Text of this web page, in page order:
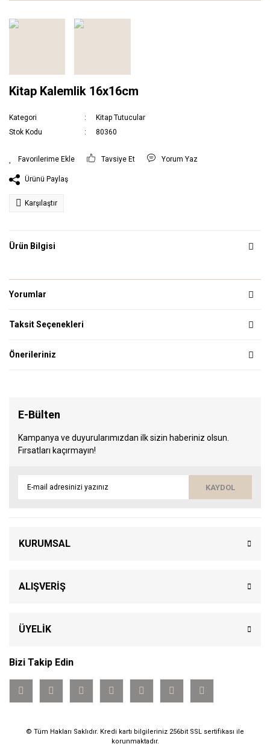
Kitap Kalemlik 16x16cm
Kategori
Kitap Tutucular
Stok Kodu
80360
Tavsiye Et Yorum Yaz
Ürünü Paylaş
Karşılaştır
Ürün Bilgisi
Yorumlar
Taksit Seçenekleri
Önerileriniz
E-Bülten
Kampanya ve duyurularımızdan ilk sizin haberiniz olsun.
Fırsatları kaçırmayın!
KAYDOL
KURUMSAL
ALIŞVERİŞ
ÜYELİK
Bizi Takip Edin
© Tüm Hakları Saklıdır. Kredi kartı bilgileriniz 256bit SSL sertifikası ile
korunmaktadır.